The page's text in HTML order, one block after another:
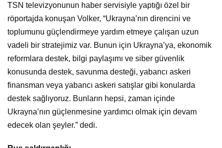
TSN televizyonunun haber servisiyle yaptığı özel bir
röportajda konuşan Volker, “Ukrayna’nın direncini ve
toplumunu güçlendirmeye yardım etmeye çalışan uzun
vadeli bir stratejimiz var. Bunun için Ukrayna’ya, ekonomik
reformlara destek, bilgi paylaşımı ve siber güvenlik
konusunda destek, savunma desteği, yabancı askeri
finansman veya yabancı askeri satışlar gibi konularda
destek sağlıyoruz. Bunların hepsi, zaman içinde
Ukrayna’nın güçlenmesine yardımcı olmak için devam
edecek olan şeyler.” dedi.